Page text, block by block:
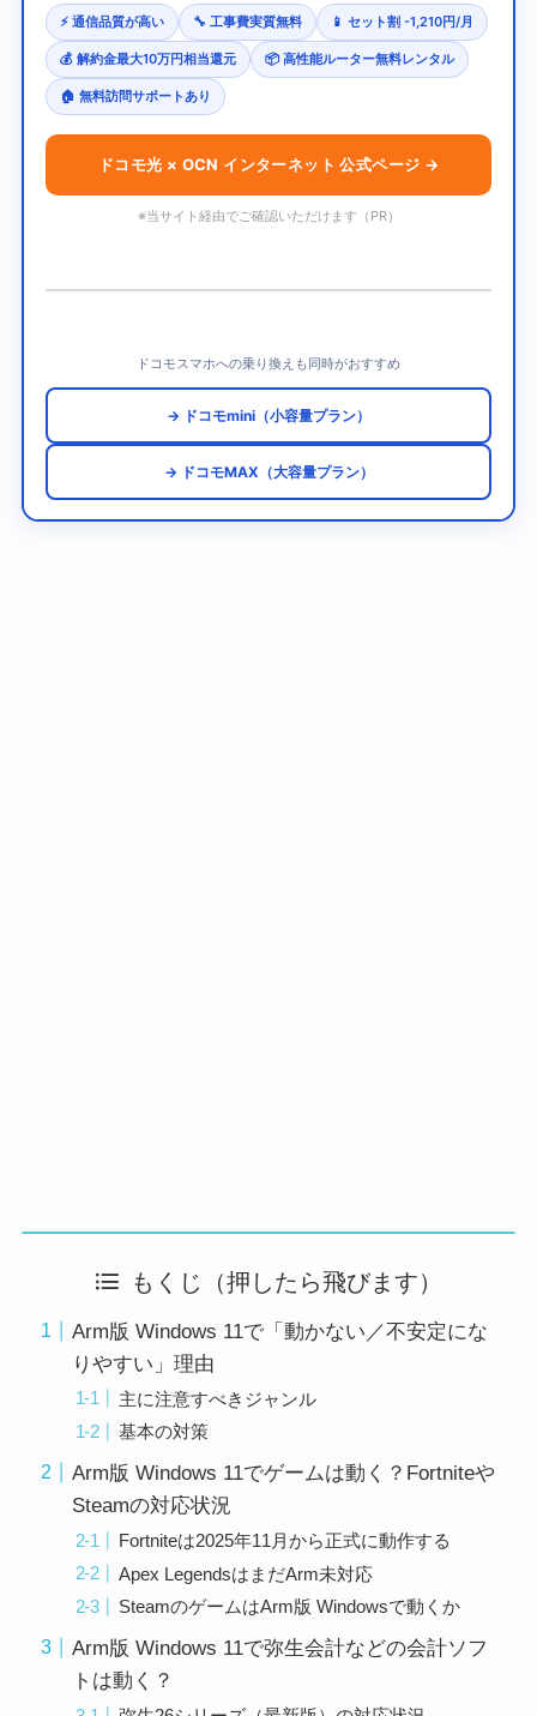
⚡ 通信品質が高い 🔧 工事費実質無料 📱 セット割 -1,210円/月
💰 解約金最大10万円相当還元 📦 高性能ルーター無料レンタル
🏠 無料訪問サポートあり
ドコモ光 × OCN インターネット 公式ページ →
※当サイト経由でご確認いただけます（PR）
ドコモスマホへの乗り換えも同時がおすすめ
→ ドコモmini（小容量プラン）
→ ドコモMAX（大容量プラン）
もくじ（押したら飛びます）
Arm版 Windows 11で「動かない／不安定にな
りやすい」理由
主に注意すべきジャンル
基本の対策
Arm版 Windows 11でゲームは動く？Fortniteや
Steamの対応状況
Fortniteは2025年11月から正式に動作する
Apex LegendsはまだArm未対応
SteamのゲームはArm版 Windowsで動くか
Arm版 Windows 11で弥生会計などの会計ソフ
トは動く？